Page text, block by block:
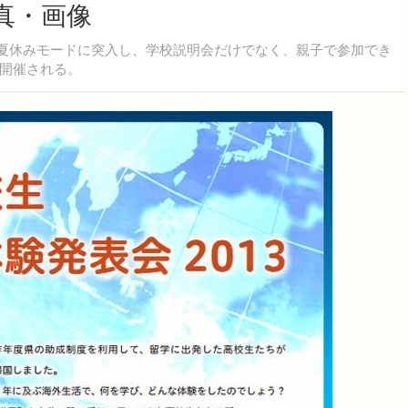
・画像
みモードに突入し、学校説明会だけでなく、親子で参加でき
催される。